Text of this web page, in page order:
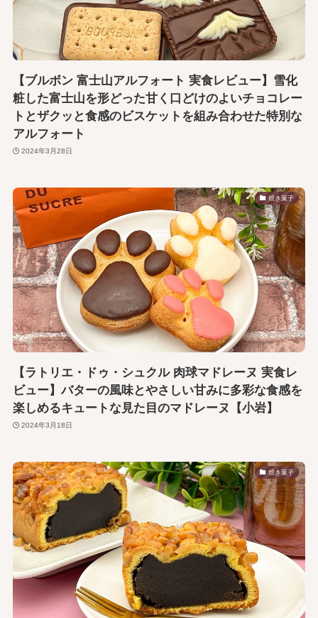
【ブルボン 富士山アルフォート 実食レビュー】雪化
粧した富士山を形どった甘く口どけのよいチョコレー
トとザクッと食感のビスケットを組み合わせた特別な
アルフォート
2024年3月28日
焼き菓子
【ラトリエ・ドゥ・シュクル 肉球マドレーヌ 実食レ
ビュー】バターの風味とやさしい甘みに多彩な食感を
楽しめるキュートな見た目のマドレーヌ【小岩】
2024年3月18日
焼き菓子